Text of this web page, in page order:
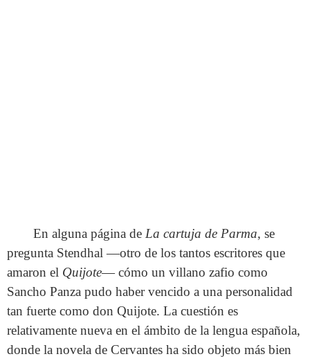
En alguna página de La cartuja de Parma, se
pregunta Stendhal —otro de los tantos escritores que
amaron el Quijote— cómo un villano zafio como
Sancho Panza pudo haber vencido a una personalidad
tan fuerte como don Quijote. La cuestión es
relativamente nueva en el ámbito de la lengua española,
donde la novela de Cervantes ha sido objeto más bien